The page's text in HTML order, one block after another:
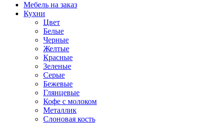
Мебель на заказ
Кухни
Цвет
Белые
Черные
Желтые
Красные
Зеленые
Серые
Бежевые
Глянцевые
Кофе с молоком
Металлик
Слоновая кость